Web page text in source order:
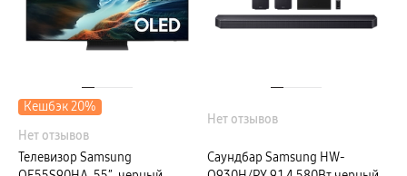
Кешбэк 20%
Нет отзывов
Телевизор Samsung
Нет отзывов
Саундбар Samsung HW-